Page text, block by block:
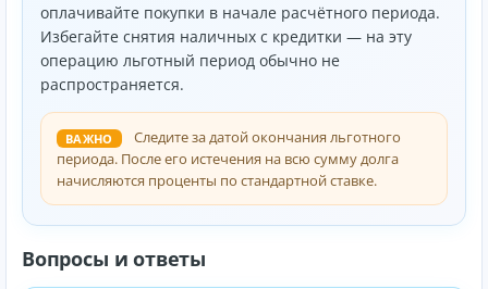
оплачивайте покупки в начале расчётного периода.
Избегайте снятия наличных с кредитки — на эту
операцию льготный период обычно не
распространяется.
ВАЖНО
Следите за датой окончания льготного
периода. После его истечения на всю сумму долга
начисляются проценты по стандартной ставке.
Вопросы и ответы